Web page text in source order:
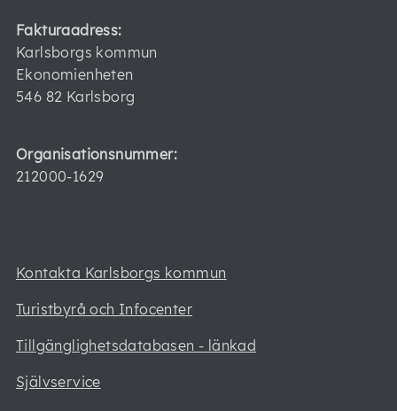
Fakturaadress:
Karlsborgs kommun
Ekonomienheten
546 82 Karlsborg
Organisationsnummer:
212000-1629
Kontakta Karlsborgs kommun
Turistbyrå och Infocenter
Tillgänglighetsdatabasen - länkad
Självservice